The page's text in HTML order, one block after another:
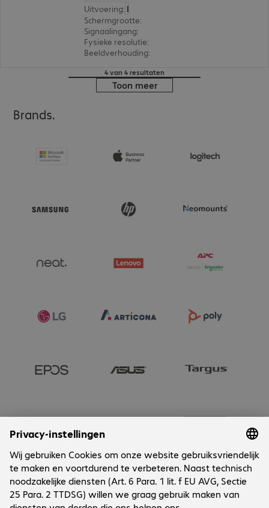
Uitvoering:
Schermgrootte:
Signaalingang:
Fysieke resolutie:
Beeldverhouding:
4 van 4 resultaten
Toon meer
Brands.